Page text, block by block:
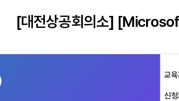
[대전상공회의소]
교
신